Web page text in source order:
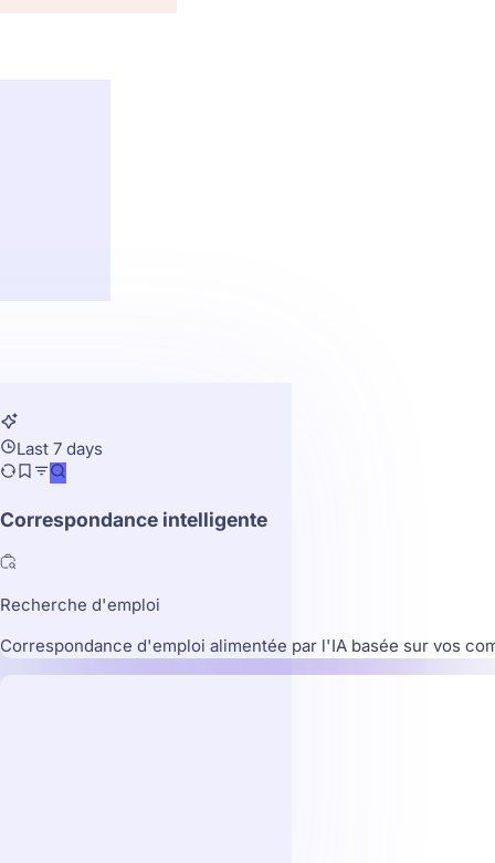
Last 7 days
Correspondance intelligente
Recherche d'emploi
Correspondance d'emploi alimentée par l'IA basée sur vos